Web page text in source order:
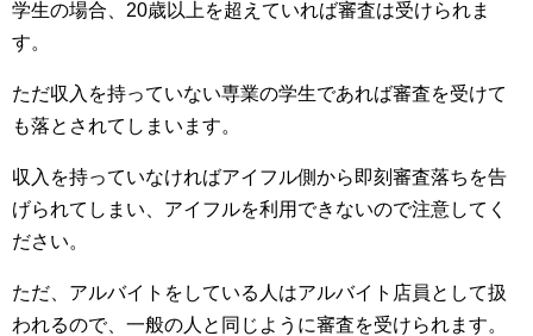
学生の場合、20歳以上を超えていれば審査は受けられま
す。
ただ収入を持っていない専業の学生であれば審査を受けて
も落とされてしまいます。
収入を持っていなければアイフル側から即刻審査落ちを告
げられてしまい、アイフルを利用できないので注意してく
ださい。
ただ、アルバイトをしている人はアルバイト店員として扱
われるので、一般の人と同じように審査を受けられます。